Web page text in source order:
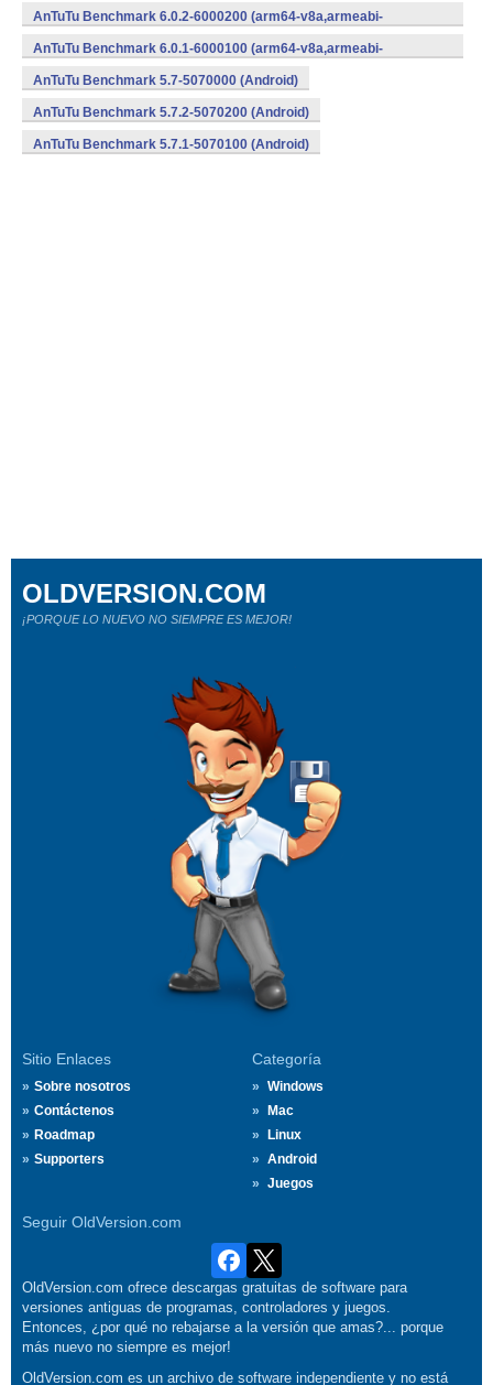
v7a,x86,x86_64) (Android)
AnTuTu Benchmark 6.0.2-6000200 (arm64-v8a,armeabi-
v7a,x86,x86_64) (Android)
AnTuTu Benchmark 6.0.1-6000100 (arm64-v8a,armeabi-
v7a,x86,x86_64) (Android)
AnTuTu Benchmark 5.7-5070000 (Android)
AnTuTu Benchmark 5.7.2-5070200 (Android)
AnTuTu Benchmark 5.7.1-5070100 (Android)
Sitio Enlaces
Sobre nosotros
Contáctenos
Roadmap
Supporters
Categoría
Windows
Mac
Linux
Android
Juegos
Seguir OldVersion.com
OLDVERSION.COM
¡PORQUE LO NUEVO NO SIEMPRE ES MEJOR!
OldVersion.com ofrece descargas gratuitas de software para
versiones antiguas de programas, controladores y juegos.
Entonces, ¿por qué no rebajarse a la versión que amas?... porque
más nuevo no siempre es mejor!
OldVersion.com es un archivo de software independiente y no está